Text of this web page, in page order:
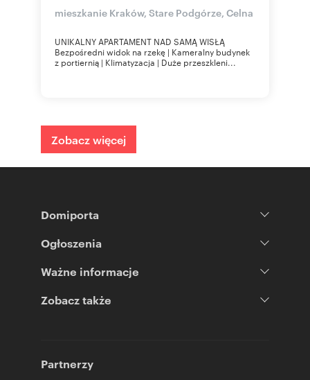
mieszkanie Kraków, Stare Podgórze, Celna
UNIKALNY APARTAMENT NAD SAMĄ WISŁĄ
Bezpośredni widok na rzekę | Kameralny budynek
z portiernią | Klimatyzacja | Duże przeszkleni...
Zobacz więcej
Domiporta
Ogłoszenia
Ważne informacje
Zobacz także
Partnerzy